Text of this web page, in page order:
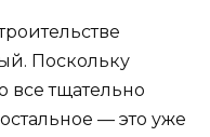
Поскольку
все тщательно
— это уже